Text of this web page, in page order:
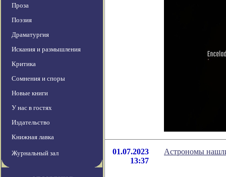
Проза
Поэзия
Драматургия
Искания и размышления
Критика
Сомнения и споры
Новые книги
У нас в гостях
Издательство
Книжная лавка
Журнальный зал
01.07.2023
13:37
Астрономы